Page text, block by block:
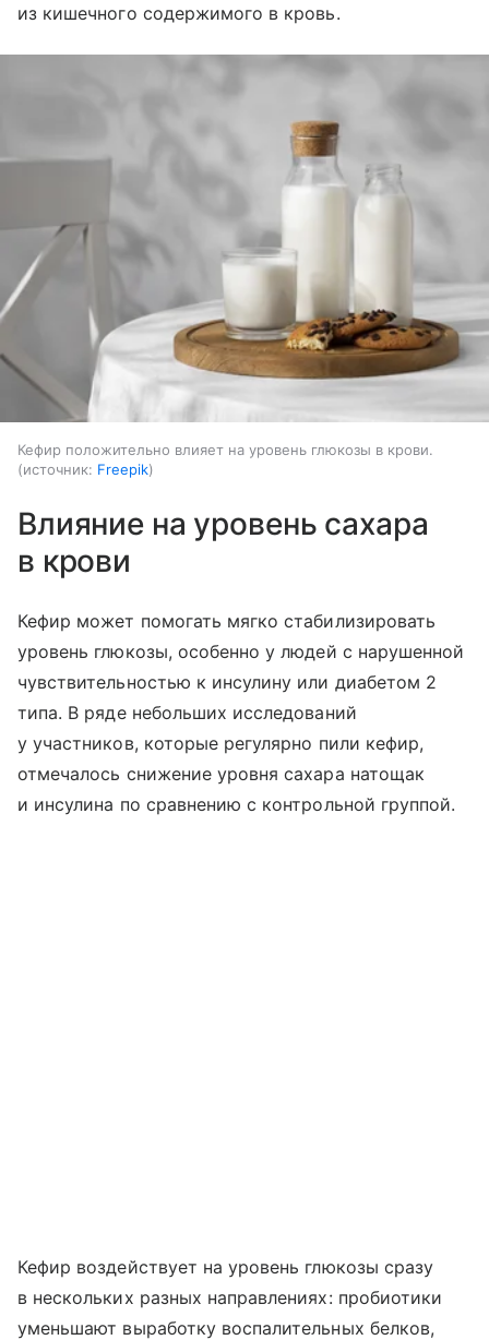
из кишечного содержимого в кровь.
Кефир положительно влияет на уровень глюкозы в крови.
источник: Freepik
Влияние на уровень сахара
в крови
Кефир может помогать мягко стабилизировать
уровень глюкозы, особенно у людей с нарушенной
чувствительностью к инсулину или диабетом 2
типа. В ряде небольших исследований
у участников, которые регулярно пили кефир,
отмечалось снижение уровня сахара натощак
и инсулина по сравнению с контрольной группой.
Кефир воздействует на уровень глюкозы сразу
в нескольких разных направлениях: пробиотики
уменьшают выработку воспалительных белков,